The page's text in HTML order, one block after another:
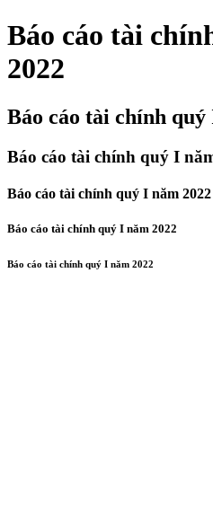
Báo cáo tài
2022
Báo cáo tài chính quý
Báo cáo tài chính quý I
Báo cáo tài chính quý I năm 2022
Báo cáo tài chính quý I năm 2022
Báo cáo tài chính quý I năm 2022